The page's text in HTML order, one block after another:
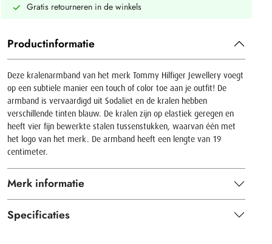
Gratis retourneren in de winkels
Productinformatie
Deze kralenarmband van het merk Tommy Hilfiger Jewellery voegt
op een subtiele manier een touch of color toe aan je outfit! De
armband is vervaardigd uit Sodaliet en de kralen hebben
verschillende tinten blauw. De kralen zijn op elastiek geregen en
heeft vier fijn bewerkte stalen tussenstukken, waarvan één met
het logo van het merk. De armband heeft een lengte van 19
centimeter.
Merk informatie
Specificaties